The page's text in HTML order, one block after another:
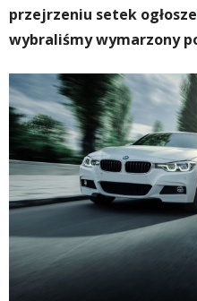
przejrzeniu setek
wybraliśmy wymarzony